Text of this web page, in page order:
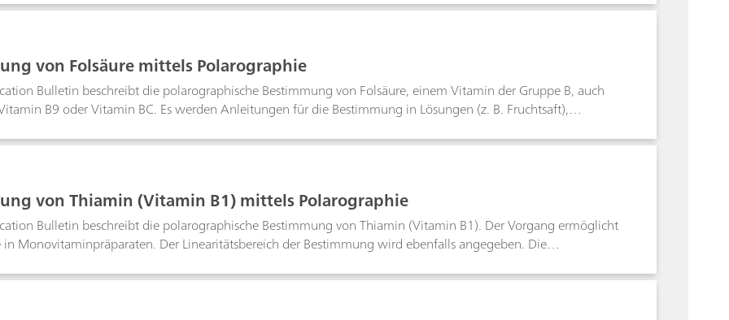
von Folsäure mittels Polarographie
Bulletin beschreibt die polarographische Bestimmung von Folsäure, einem Vitamin der Gruppe B, auch
B9 oder Vitamin BC. Es werden Anleitungen für die Bestimmung in Lösungen (z. B. Fruchtsaft),
liegt bei etwa 75 μg/L Folsäure.
von Thiamin (Vitamin B1) mittels Polarographie
Bulletin beschreibt die polarographische Bestimmung von Thiamin (Vitamin B1). Der Vorgang ermöglicht
in Monovitaminpräparaten. Der Linearitätsbereich der Bestimmung wird ebenfalls angegeben. Die